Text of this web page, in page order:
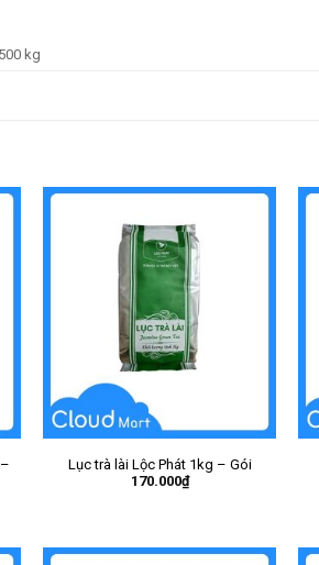
500 kg
Lục trà lài Lộc Phát 1kg – Gói
170.000₫